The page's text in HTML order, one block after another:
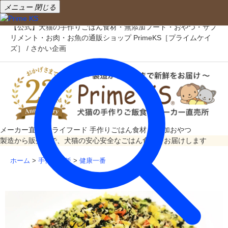
メニュー 閉じる
【公式】犬猫の手作りごはん食材・無添加フード・おやつ・サプ
リメント・お肉・お魚の通販ショップ PrimeKS［プライムケイ
ズ］ / さかい企画
メーカー直売 ドライフード 手作りごはん食材
無添加おやつ
製造から販売まで、犬猫の安心安全なごはん食材をお届けします
ホーム > 手作りご飯 > 健康一番